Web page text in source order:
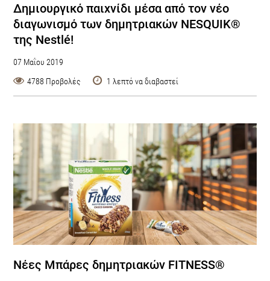
Δημιουργικό παιχνίδι μέσα από τον νέο
διαγωνισμό των δημητριακών NESQUIK®
της Nestlé!
07 Μαΐου 2019
4788 Προβολές
1 λεπτό να διαβαστεί
Νέες Μπάρες δημητριακών FITNESS®